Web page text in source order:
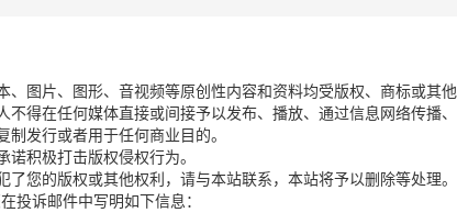
、图片、图形、音视频等原创性内容和资料均受版权、商标或其他
得在任何媒体直接或间接予以发布、播放、通过信息网络传播、
发行或者用于任何商业目的。
积极打击版权侵权行为。
您的版权或其他权利，请与本站联系，本站将予以删除等处理。
投诉邮件中写明如下信息：